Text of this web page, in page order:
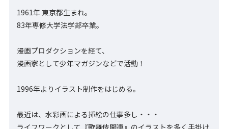
1961年 東京都生まれ。
83年専修大学法学部卒業。
漫画プロダクションを経て、
漫画家として少年マガジンなどで活動！
1996年よりイラスト制作をはじめる。
最近は、水彩画による挿絵の仕事多し・・・
ライフワークとして『歌舞伎関連』のイラストを多く手掛け